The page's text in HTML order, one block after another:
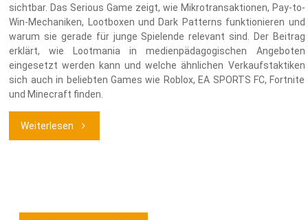
sichtbar. Das Serious Game zeigt, wie Mikrotransaktionen, Pay-to-
Win-Mechaniken, Lootboxen und Dark Patterns funktionieren und
warum sie gerade für junge Spielende relevant sind. Der Beitrag
erklärt, wie Lootmania in medienpädagogischen Angeboten
eingesetzt werden kann und welche ähnlichen Verkaufstaktiken
sich auch in beliebten Games wie Roblox, EA SPORTS FC, Fortnite
und Minecraft finden.
Weiterlesen "Lootmania
Gameshow: